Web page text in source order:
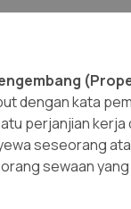
dengan kata
perjanjian
seseorang
sewaan